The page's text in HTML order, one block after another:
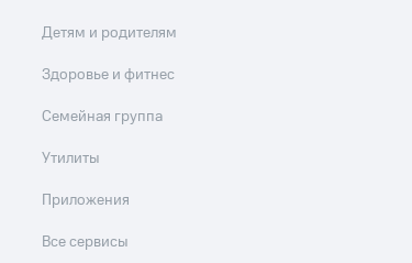
Детям и родителям
Здоровье и фитнес
Семейная группа
Утилиты
Приложения
Все сервисы